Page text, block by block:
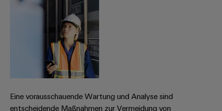
Eine vorausschauende Wartung und Analyse sind
entscheidende Maßnahmen zur Vermeidung von